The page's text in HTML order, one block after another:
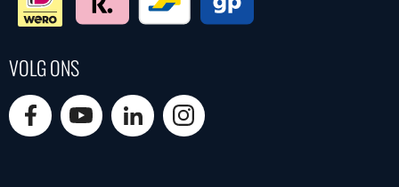
VOLG ONS